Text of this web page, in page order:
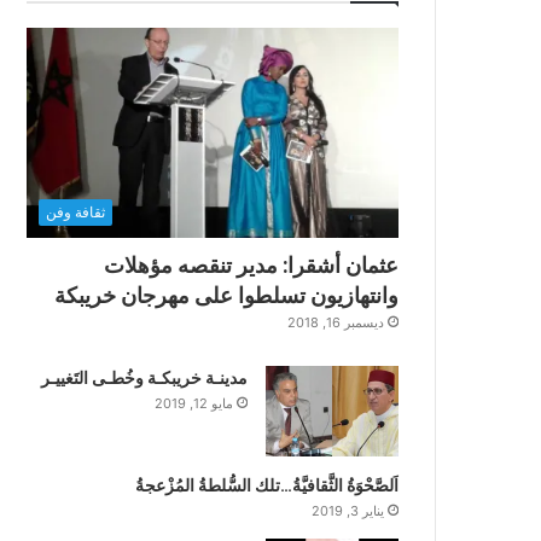
ثقافة وفن
عثمان أشقرا: مدير تنقصه مؤهلات
وانتهازيون تسلطوا على مهرجان خريبكة
ديسمبر 16, 2018
مدينـة خريبكـة وخُطـى التَغييـر
مايو 12, 2019
اَلصَّحْوَةُ الثَّقافيَّةُ…تلك السُّلطةُ المُزْعجةُ
يناير 3, 2019